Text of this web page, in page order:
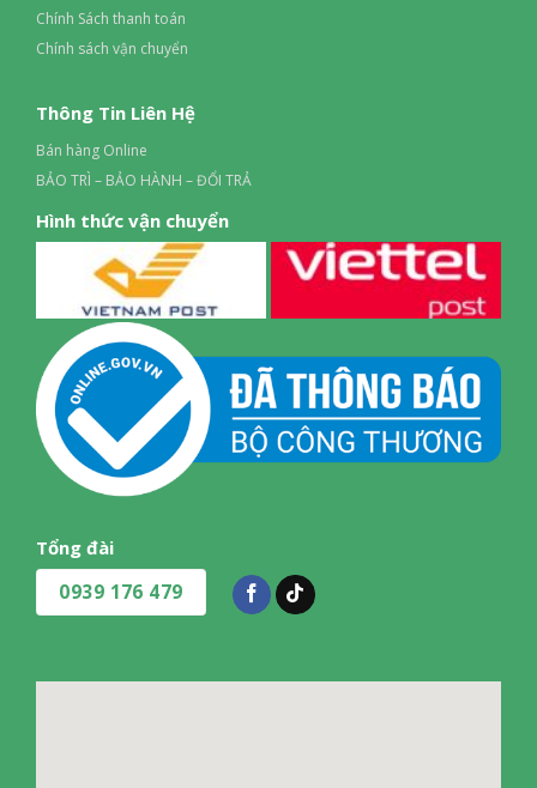
Chính Sách thanh toán
Chính sách vận chuyển
Thông Tin Liên Hệ
Bán hàng Online
BẢO TRÌ – BẢO HÀNH – ĐỔI TRẢ
Hình thức vận chuyển
Tổng đài
0939 176 479